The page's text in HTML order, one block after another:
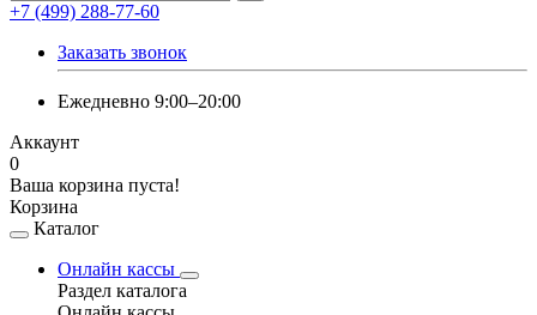
+7 (499) 288-77-60
Заказать звонок
Ежедневно 9:00–20:00
Аккаунт
0
Ваша корзина пуста!
Корзина
Каталог
Онлайн кассы
Раздел каталога